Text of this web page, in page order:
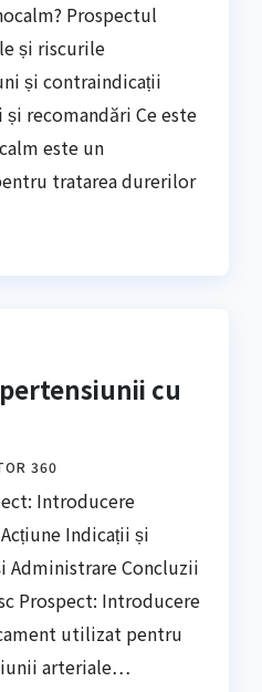
Prospectul
și riscurile
și contraindicații
recomandări Ce este
este un
tratarea durerilor
cu
360
Introducere
Indicații și
Administrare Concluzii
Prospect: Introducere
utilizat pentru
arteriale…